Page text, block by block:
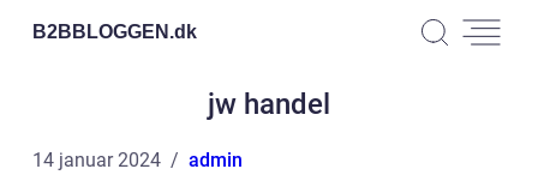
B2BBLOGGEN.dk
jw handel
14 januar 2024 admin